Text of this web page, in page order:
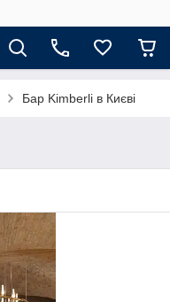
Бар Kimberli в Києві